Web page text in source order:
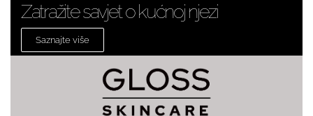
Zatražite savjet o kućnoj njezi
Saznajte više